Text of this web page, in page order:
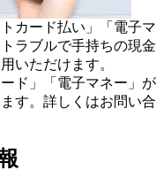
カード払い」「電子マ
ラブルで手持ちの現金
いただけます。
ド」「電子マネー」が
す。詳しくはお問い合